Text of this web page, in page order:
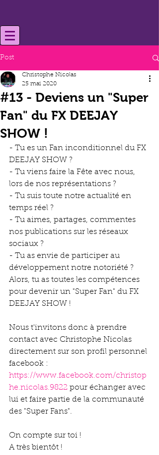
Post
#13 - Deviens un "Super
Fan" du FX DEEJAY
SHOW !
Christophe Nicolas
25 mai 2020
- Tu es un Fan inconditionnel du FX
DEEJAY SHOW ?
- Tu viens faire la Fête avec nous,
lors de nos représentations ?
- Tu suis toute notre actualité en
temps réel ?
- Tu aimes, partages, commentes
nos publications sur les réseaux
sociaux ?
- Tu as envie de participer au
développement notre notoriété ?
Alors, tu as toutes les compétences
pour devenir un "Super Fan" du FX
DEEJAY SHOW !
Nous t'invitons donc à prendre
contact avec Christophe Nicolas
directement sur son profil personnel
facebook :
https://www.facebook.com/christop
he.nicolas.9822 pour échanger avec
lui et faire partie de la communauté
des "Super Fans".
On compte sur toi !
A très bientôt !